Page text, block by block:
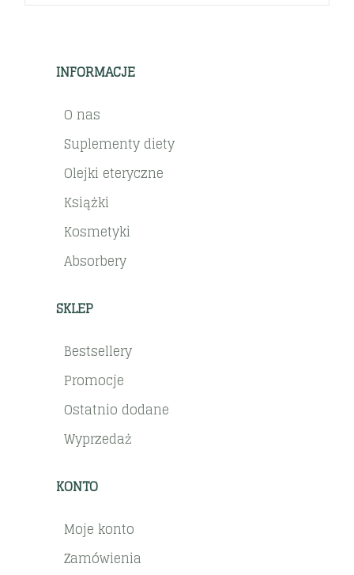
INFORMACJE
O nas
Suplementy diety
Olejki eteryczne
Książki
Kosmetyki
Absorbery
SKLEP
Bestsellery
Promocje
Ostatnio dodane
Wyprzedaż
KONTO
Moje konto
Zamówienia